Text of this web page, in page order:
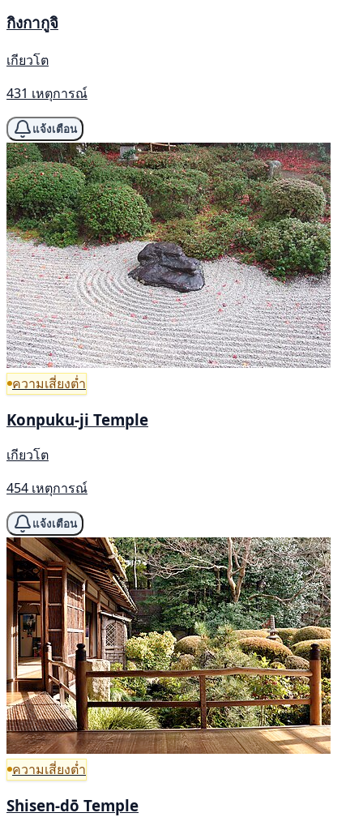
กิงกากูจิ
เกียวโต
431 เหตุการณ์
แจ้งเตือน
ความเสี่ยงต่ำ
Konpuku-ji Temple
เกียวโต
454 เหตุการณ์
แจ้งเตือน
ความเสี่ยงต่ำ
Shisen-dō Temple